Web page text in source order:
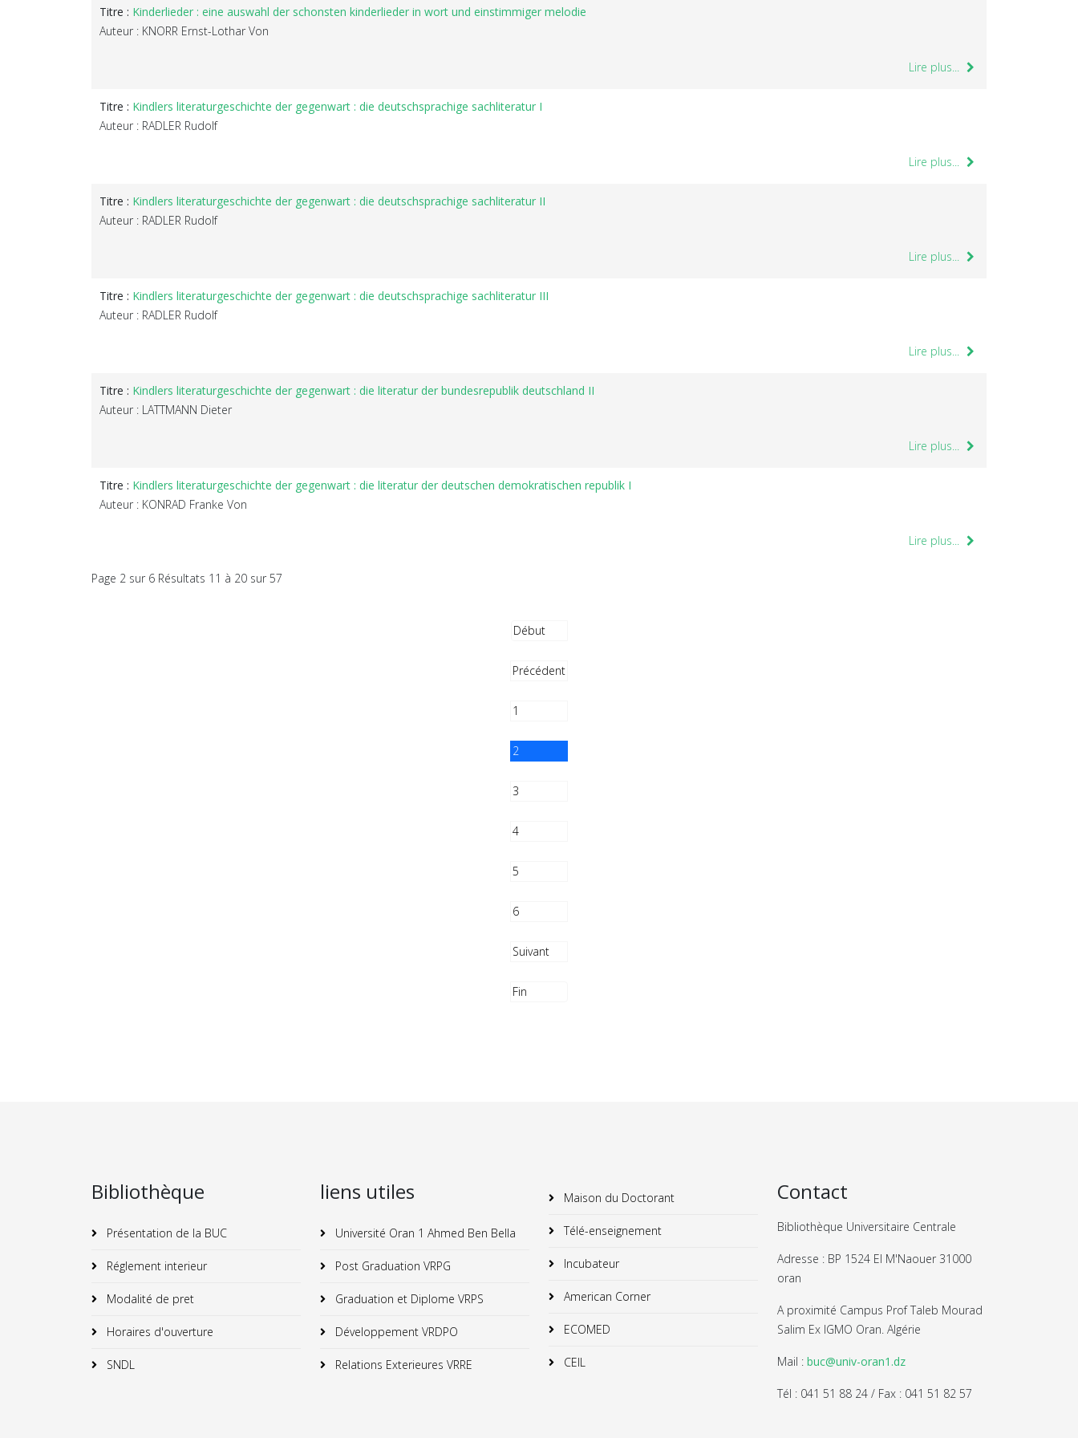
Titre : Kinderlieder : eine auswahl der schonsten kinderlieder in wort und einstimmiger melodie
Auteur : KNORR Ernst-Lothar Von
Lire plus...
Titre : Kindlers literaturgeschichte der gegenwart : die deutschsprachige sachliteratur I
Auteur : RADLER Rudolf
Lire plus...
Titre : Kindlers literaturgeschichte der gegenwart : die deutschsprachige sachliteratur II
Auteur : RADLER Rudolf
Lire plus...
Titre : Kindlers literaturgeschichte der gegenwart : die deutschsprachige sachliteratur III
Auteur : RADLER Rudolf
Lire plus...
Titre : Kindlers literaturgeschichte der gegenwart : die literatur der bundesrepublik deutschland II
Auteur : LATTMANN Dieter
Lire plus...
Titre : Kindlers literaturgeschichte der gegenwart : die literatur der deutschen demokratischen republik I
Auteur : KONRAD Franke Von
Lire plus...
Page 2 sur 6 Résultats 11 à 20 sur 57
Début
Précédent
1
2
3
4
5
6
Suivant
Fin
Bibliothèque
Présentation de la BUC
Réglement interieur
Modalité de pret
Horaires d'ouverture
SNDL
liens utiles
Université Oran 1 Ahmed Ben Bella
Post Graduation VRPG
Graduation et Diplome VRPS
Développement VRDPO
Relations Exterieures VRRE
Maison du Doctorant
Télé-enseignement
Incubateur
American Corner
ECOMED
CEIL
Contact
Bibliothèque Universitaire Centrale
Adresse : BP 1524 El M'Naouer 31000
oran
A proximité Campus Prof Taleb Mourad
Salim Ex IGMO Oran. Algérie
Mail : buc@univ-oran1.dz
Tél : 041 51 88 24 / Fax : 041 51 82 57